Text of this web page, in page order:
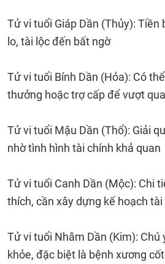
Tử vi tuổi Giáp Dần (Thủy): Tiền
lo, tài lộc đến bất ngờ
Tử vi tuổi Bính Dần (Hỏa): Có
thưởng hoặc trợ cấp để vượt
Tử vi tuổi Mậu Dần (Thổ): Giải
nhờ tình hình tài chính khả quan
Tử vi tuổi Canh Dần (Mộc): Chi
thích, cần xây dựng kế hoạch
Tử vi tuổi Nhâm Dần (Kim): Chú
khỏe, đặc biệt là bệnh xương